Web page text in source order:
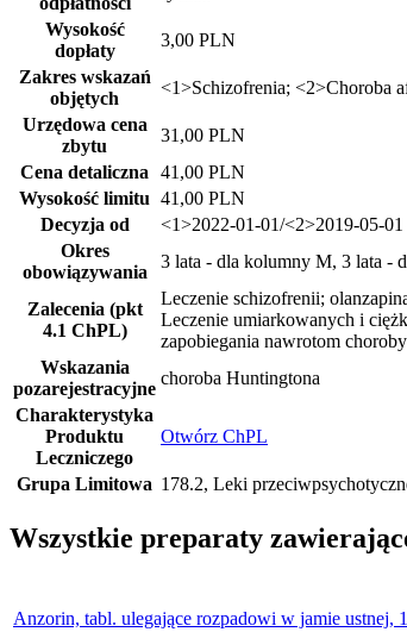
Wysokość
dopłaty
3,00 PLN
Zakres wskazań
objętych
<1>Schizofrenia; <2>Choroba
Urzędowa cena
zbytu
31,00 PLN
Cena detaliczna
41,00 PLN
Wysokość limitu 41,00 PLN
Decyzja od
<1>2022-01-01/<2>2019-05-
Okres
obowiązywania
3 lata - dla kolumny M, 3 lata -
Zalecenia (pkt
4.1 ChPL)
Leczenie schizofrenii;
Leczenie umiarkowanych i
zapobiegania nawrotom
Wskazania
pozarejestracyjne
choroba Huntingtona
Charakterystyka
Produktu
Leczniczego
Otwórz ChPL
Grupa Limitowa 178.2, Leki
Wszystkie preparaty
Anzorin, tabl. ulegające rozpadowi w jamie ustnej,